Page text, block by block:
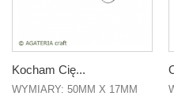
Kocham Cię...
WYMIARY: 50MM X 17MM